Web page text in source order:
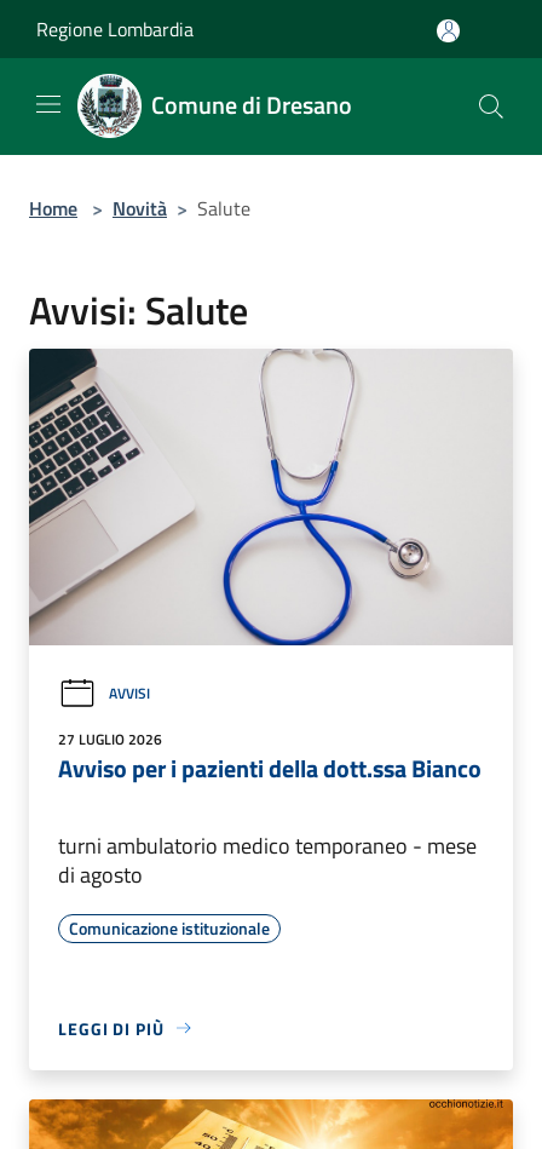
Regione Lombardia
Comune di Dresano
Home > Novità > Salute
Avvisi: Salute
AVVISI
27 LUGLIO 2026
Avviso per i pazienti della dott.ssa Bianco
turni ambulatorio medico temporaneo - mese
di agosto
Comunicazione istituzionale
LEGGI DI PIÙ